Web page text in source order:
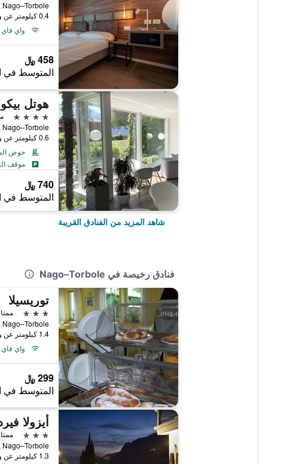
0.4 كيلومتر عن وسط المدينة
واي
458 ﷼
المتوسط في
هوتل
4 نجوم
0.6 كيلومتر عن وسط المدينة
حوض
موقف
740 ﷼
المتوسط في
شاهد المزيد من الفنادق القريبة
فنادق رخيصة في Nago–Torbole
توريسيلا
3 نجوم
ممتاز
1.4 كيلومتر عن وسط المدينة
واي
299 ﷼
المتوسط في
أيزولا
3 نجوم
ممتاز
1.3 كيلومتر عن وسط المدينة